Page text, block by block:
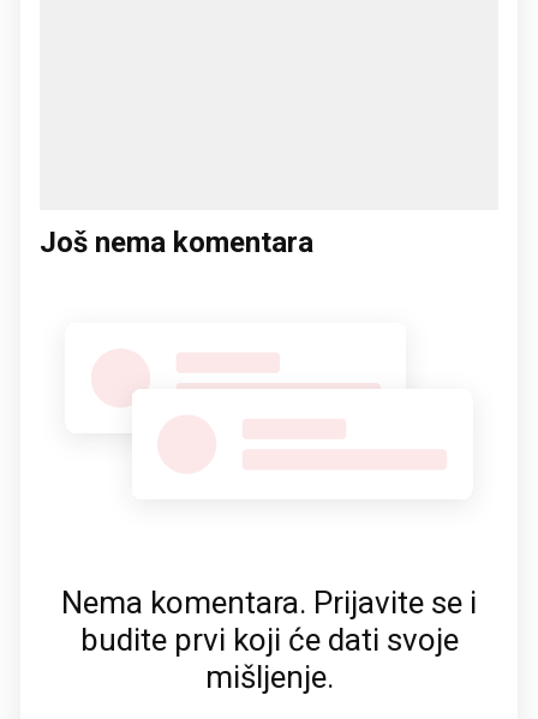
Još nema komentara
Nema komentara. Prijavite se i
budite prvi koji će dati svoje
mišljenje.